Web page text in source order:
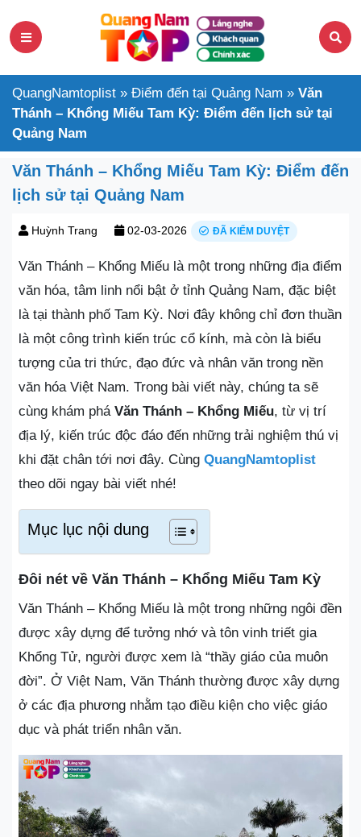
QuangNamtoplist » Điểm đến tại Quảng Nam » Văn
Thánh – Khổng Miếu Tam Kỳ: Điểm đến lịch sử tại
Quảng Nam
Văn Thánh – Khổng Miếu Tam Kỳ: Điểm đến
lịch sử tại Quảng Nam
Huỳnh Trang 02-03-2026 ĐÃ KIỂM DUYỆT
Văn Thánh – Khổng Miếu là một trong những địa điểm
văn hóa, tâm linh nổi bật ở tỉnh Quảng Nam, đặc biệt
là tại thành phố Tam Kỳ. Nơi đây không chỉ đơn thuần
là một công trình kiến trúc cổ kính, mà còn là biểu
tượng của tri thức, đạo đức và nhân văn trong nền
văn hóa Việt Nam. Trong bài viết này, chúng ta sẽ
cùng khám phá Văn Thánh – Khổng Miếu, từ vị trí
địa lý, kiến trúc độc đáo đến những trải nghiệm thú vị
khi đặt chân tới nơi đây. Cùng QuangNamtoplist
theo dõi ngay bài viết nhé!
Mục lục nội dung
Đôi nét về Văn Thánh – Khổng Miếu Tam Kỳ
Văn Thánh – Khổng Miếu là một trong những ngôi đền
được xây dựng để tưởng nhớ và tôn vinh triết gia
Khổng Tử, người được xem là “thầy giáo của muôn
đời”. Ở Việt Nam, Văn Thánh thường được xây dựng
ở các địa phương nhằm tạo điều kiện cho việc giáo
dục và phát triển nhân văn.